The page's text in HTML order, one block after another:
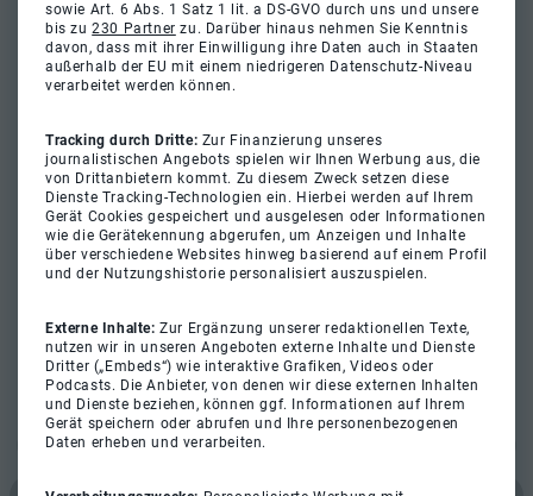
sowie Art. 6 Abs. 1 Satz 1 lit. a DS-GVO durch uns und unsere
bis zu230 Partner zu. Darüber hinaus nehmen Sie Kenntnis
davon, dass mit ihrer Einwilligung ihre Daten auch in Staaten
außerhalb der EU mit einem niedrigeren Datenschutz-Niveau
verarbeitet werden können.
Tracking durch Dritte: Zur Finanzierung unseres
journalistischen Angebots spielen wir Ihnen Werbung aus, die
von Drittanbietern kommt. Zu diesem Zweck setzen diese
Dienste Tracking-Technologien ein. Hierbei werden auf Ihrem
Gerät Cookies gespeichert und ausgelesen oder Informationen
wie die Gerätekennung abgerufen, um Anzeigen und Inhalte
über verschiedene Websites hinweg basierend auf einem Profil
und der Nutzungshistorie personalisiert auszuspielen.
Externe Inhalte:Zur Ergänzung unserer redaktionellen Texte,
nutzen wir in unseren Angeboten externe Inhalte und Dienste
Dritter („Embeds“) wie interaktive Grafiken, Videos oder
Podcasts. Die Anbieter, von denen wir diese externen Inhalten
und Dienste beziehen, können ggf. Informationen auf Ihrem
Gerät speichern oder abrufen und Ihre personenbezogenen
Daten erheben und verarbeiten.